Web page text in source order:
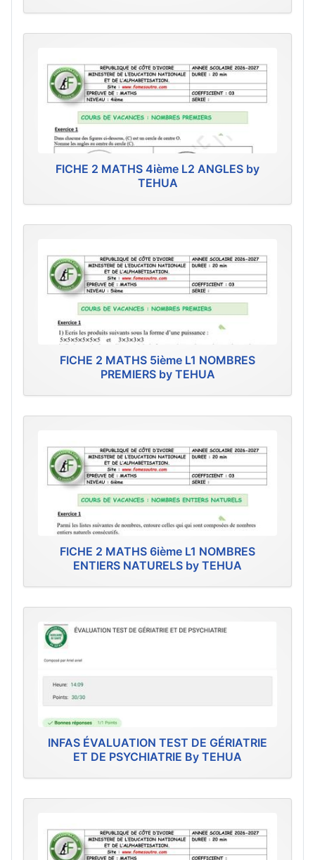
FICHE 2 MATHS 4ième L2 ANGLES by
TEHUA
FICHE 2 MATHS 5ième L1 NOMBRES
PREMIERS by TEHUA
FICHE 2 MATHS 6ième L1 NOMBRES
ENTIERS NATURELS by TEHUA
INFAS ÉVALUATION TEST DE GÉRIATRIE
ET DE PSYCHIATRIE By TEHUA